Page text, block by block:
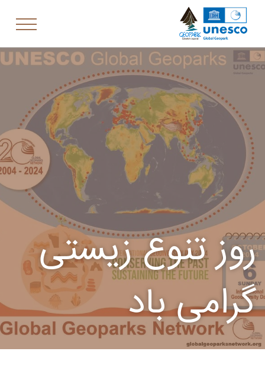
روز تنوع زیستی
گرامی باد